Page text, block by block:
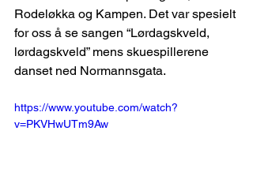
Rodeløkka og Kampen. Det var spesielt
for oss å se sangen “Lørdagskveld,
lørdagskveld” mens skuespillerene
danset ned Normannsgata.
https://www.youtube.com/watch?
v=PKVHwUTm9Aw